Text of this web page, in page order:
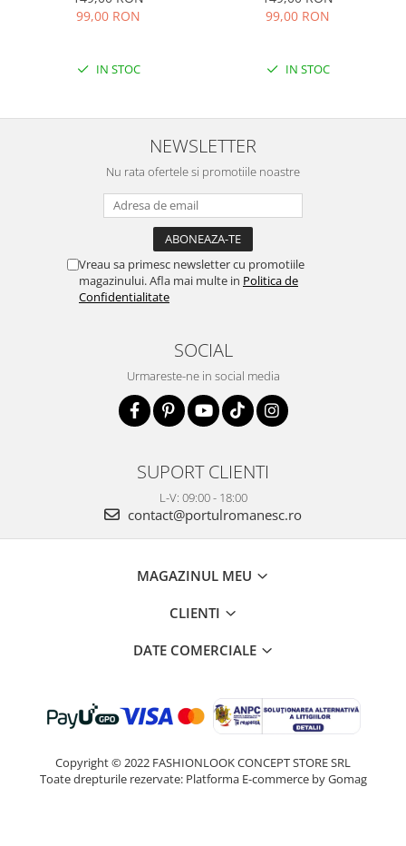
99,00 RON
IN STOC
99,00 RON
IN STOC
NEWSLETTER
Nu rata ofertele si promotiile noastre
Vreau sa primesc newsletter cu promotiile
magazinului. Afla mai multe in Politica de
Confidentialitate
SOCIAL
Urmareste-ne in social media
SUPORT CLIENTI
L-V: 09:00 - 18:00
contact@portulromanesc.ro
MAGAZINUL MEU
CLIENTI
DATE COMERCIALE
Copyright © 2022 FASHIONLOOK CONCEPT STORE SRL
Toate drepturile rezervate: Platforma E-commerce by Gomag